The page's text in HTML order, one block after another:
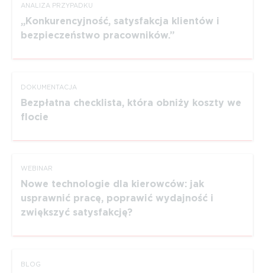
ANALIZA PRZYPADKU
Konkurencyjność, satysfakcja klientów i
bezpieczeństwo pracowników.
DOKUMEN­TACJA
Bezpłatna checklista, która obniży koszty we
flocie
WEBINAR
Nowe technologie dla kierowców: jak
usprawnić pracę, poprawić wydajność i
zwiększyć satysfakcję?
BLOG